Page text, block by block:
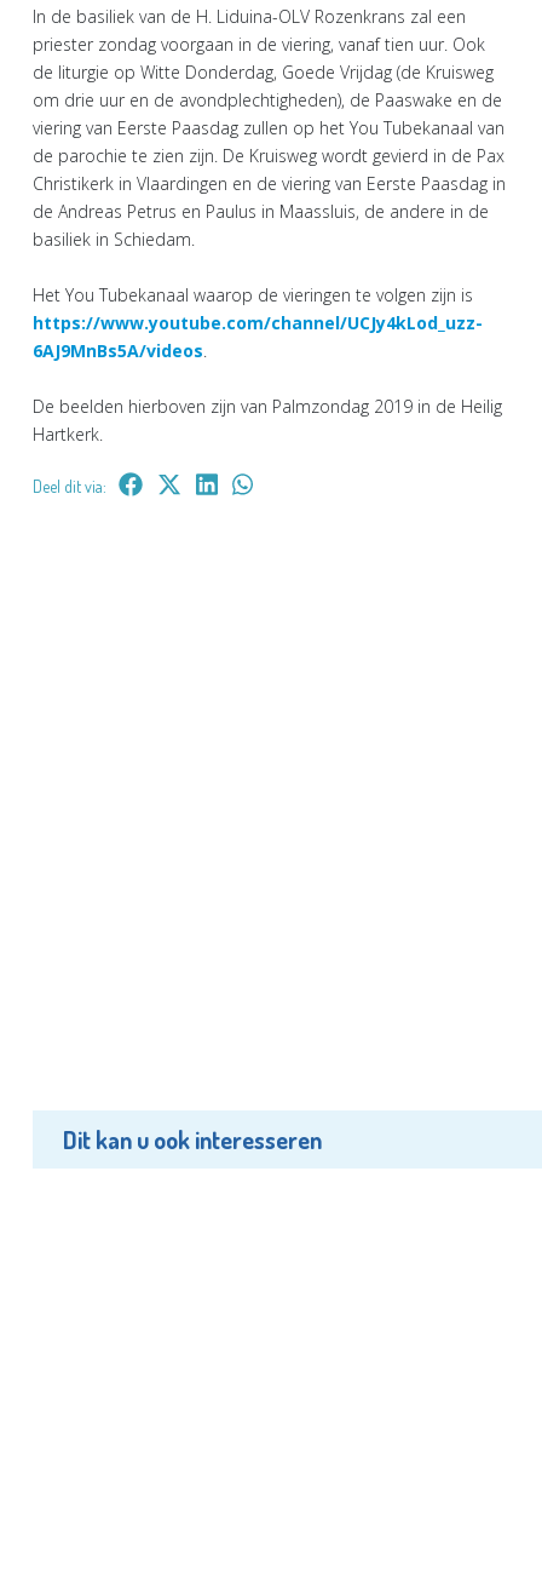
In de basiliek van de H. Liduina-OLV Rozenkrans zal een
priester zondag voorgaan in de viering, vanaf tien uur. Ook
de liturgie op Witte Donderdag, Goede Vrijdag (de Kruisweg
om drie uur en de avondplechtigheden), de Paaswake en de
viering van Eerste Paasdag zullen op het You Tubekanaal van
de parochie te zien zijn. De Kruisweg wordt gevierd in de Pax
Christikerk in Vlaardingen en de viering van Eerste Paasdag in
de Andreas Petrus en Paulus in Maassluis, de andere in de
basiliek in Schiedam.
Het You Tubekanaal waarop de vieringen te volgen zijn is
https://www.youtube.com/channel/UCJy4kLod_uzz-
6AJ9MnBs5A/videos.
De beelden hierboven zijn van Palmzondag 2019 in de Heilig
Hartkerk.
Deel dit via:
Dit kan u ook interesseren